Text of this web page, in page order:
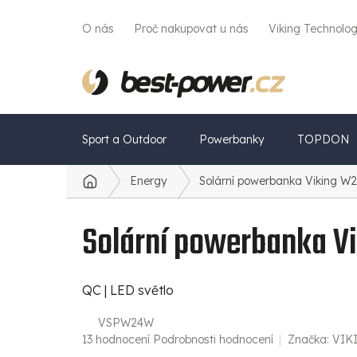
O nás Proč nakupovat u nás Viking
Sport a Outdoor Powerbanky TOPDON
Domů Energy Solární powerbanka Viking
Solární powerbanka
QC | LED světlo
VSPW24W
Průměrné
13 hodnocení Podrobnosti hodnocení Značka: